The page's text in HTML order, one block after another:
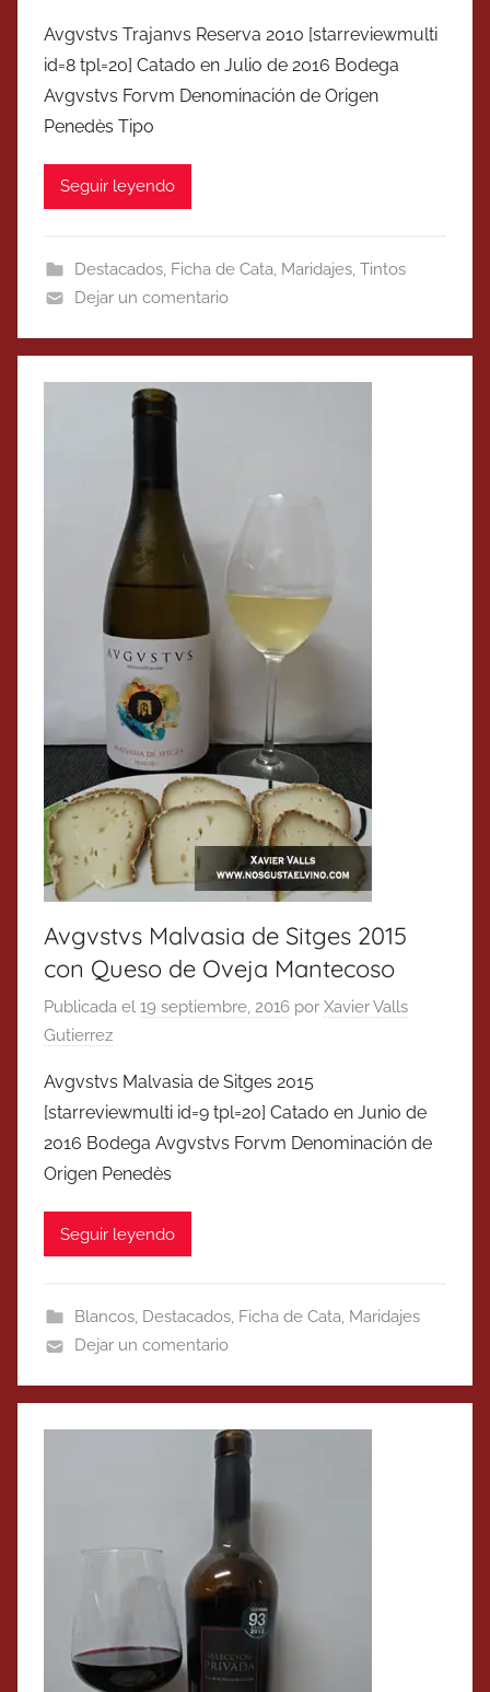
Avgvstvs Trajanvs Reserva 2010 [starreviewmulti
id=8 tpl=20] Catado en Julio de 2016 Bodega
Avgvstvs Forvm Denominación de Origen
Penedès Tipo
Seguir leyendo
Destacados, Ficha de Cata, Maridajes, Tintos
Dejar un comentario
Avgvstvs Malvasia de Sitges 2015
con Queso de Oveja Mantecoso
Publicada el 19 septiembre, 2016 por Xavier Valls
Gutierrez
Avgvstvs Malvasia de Sitges 2015
[starreviewmulti id=9 tpl=20] Catado en Junio de
2016 Bodega Avgvstvs Forvm Denominación de
Origen Penedès
Seguir leyendo
Blancos, Destacados, Ficha de Cata, Maridajes
Dejar un comentario